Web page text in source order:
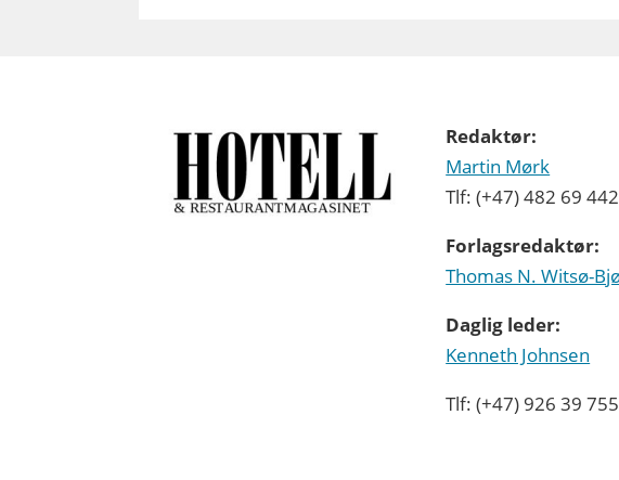
Redaktør:
Martin Mørk
Tlf: (+47) 482 69 442
Forlagsredaktør:
Thomas N. Witsø-
Daglig leder:
Kenneth Johnsen
Tlf: (+47) 926 39 755